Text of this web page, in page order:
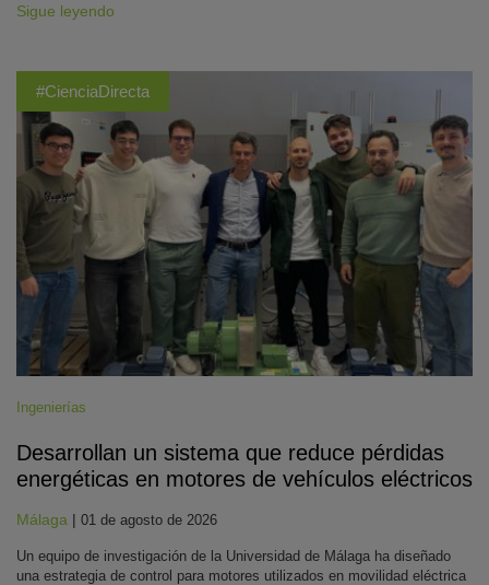
Sigue leyendo
#CienciaDirecta
Ingenierías
Desarrollan un sistema que reduce pérdidas
energéticas en motores de vehículos eléctricos
Málaga | 01 de agosto de 2026
Un equipo de investigación de la Universidad de Málaga ha diseñado
una estrategia de control para motores utilizados en movilidad eléctrica